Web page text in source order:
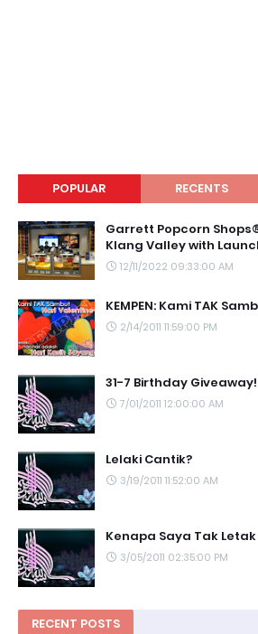
POPULAR RECENTS
Garrett Popcorn
Klang Valley with
12/11/2022 09:33:00 AM
KEMPEN: Kami TAK
2/14/2011 11:59:00 PM
31-7 Birthday Giveaway!
7/01/2011 12:00:00 AM
Lelaki Cantik?
3/19/2011 11:52:00 AM
Kenapa Saya Tak
3/05/2011 02:35:00 PM
RECENT POSTS